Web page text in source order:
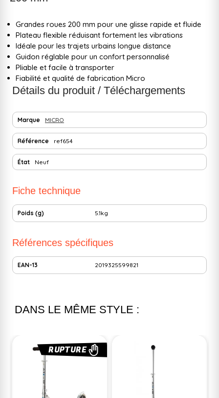
Grandes roues 200 mm pour une glisse rapide et fluide
Plateau flexible réduisant fortement les vibrations
Idéale pour les trajets urbains longue distance
Guidon réglable pour un confort personnalisé
Pliable et facile à transporter
Fiabilité et qualité de fabrication Micro
Détails du produit / Téléchargements
Marque MICRO
Référence ref654
État Neuf
Fiche technique
Poids (g) 5.1kg
Références spécifiques
EAN-13 2019325599821
DANS LE MÊME STYLE :
RUPTURE